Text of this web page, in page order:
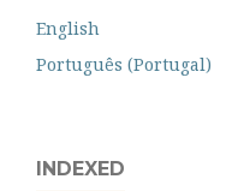
English
Português (Portugal)
INDEXED